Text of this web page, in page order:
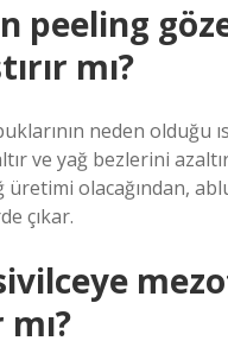
peeling
mı?
neden olduğu
ve yağ bezlerini
üretimi olacağından,
çıkar.
mı?